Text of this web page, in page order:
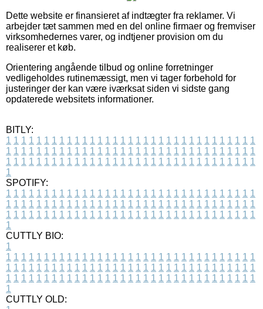
Dette website er finansieret af indtægter fra reklamer. Vi
arbejder tæt sammen med en del online firmaer og fremviser
virksomhedernes varer, og indtjener provision om du
realiserer et køb.
Orientering angående tilbud og online forretninger
vedligeholdes rutinemæssigt, men vi tager forbehold for
justeringer der kan være iværksat siden vi sidste gang
opdaterede websitets informationer.
BITLY:
1 1 1 1 1 1 1 1 1 1 1 1 1 1 1 1 1 1 1 1 1 1 1 1 1 1 1 1 1 1 1 1 1
1 1 1 1 1 1 1 1 1 1 1 1 1 1 1 1 1 1 1 1 1 1 1 1 1 1 1 1 1 1 1 1 1
1 1 1 1 1 1 1 1 1 1 1 1 1 1 1 1 1 1 1 1 1 1 1 1 1 1 1 1 1 1 1 1 1
1
SPOTIFY:
1 1 1 1 1 1 1 1 1 1 1 1 1 1 1 1 1 1 1 1 1 1 1 1 1 1 1 1 1 1 1 1 1
1 1 1 1 1 1 1 1 1 1 1 1 1 1 1 1 1 1 1 1 1 1 1 1 1 1 1 1 1 1 1 1 1
1 1 1 1 1 1 1 1 1 1 1 1 1 1 1 1 1 1 1 1 1 1 1 1 1 1 1 1 1 1 1 1 1
1
CUTTLY BIO:
1
1 1 1 1 1 1 1 1 1 1 1 1 1 1 1 1 1 1 1 1 1 1 1 1 1 1 1 1 1 1 1 1 1
1 1 1 1 1 1 1 1 1 1 1 1 1 1 1 1 1 1 1 1 1 1 1 1 1 1 1 1 1 1 1 1 1
1 1 1 1 1 1 1 1 1 1 1 1 1 1 1 1 1 1 1 1 1 1 1 1 1 1 1 1 1 1 1 1 1
1
CUTTLY OLD: